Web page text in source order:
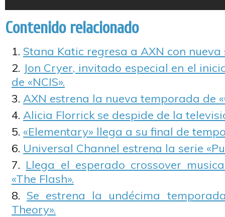
Contenido relacionado
Stana Katic regresa a AXN con nueva
Jon Cryer, invitado especial en el
de «NCIS».
AXN estrena la nueva temporada de
Alicia Florrick se despide de la
«Elementary» llega a su final de
Universal Channel estrena la serie
Llega el esperado crossover
«The Flash».
Se estrena la undécima
Theory».